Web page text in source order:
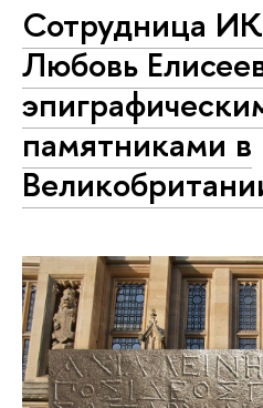
Сотрудница
Любовь
памятниками в